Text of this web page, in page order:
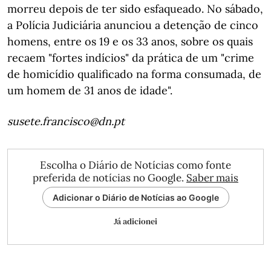
morreu depois de ter sido esfaqueado. No sábado,
a Polícia Judiciária anunciou a detenção de cinco
homens, entre os 19 e os 33 anos, sobre os quais
recaem "fortes indícios" da prática de um "crime
de homicídio qualificado na forma consumada, de
um homem de 31 anos de idade".
susete.francisco@dn.pt
Escolha o Diário de Notícias como fonte
preferida de notícias no Google. Saber mais
Adicionar o Diário de Notícias ao Google
Já adicionei